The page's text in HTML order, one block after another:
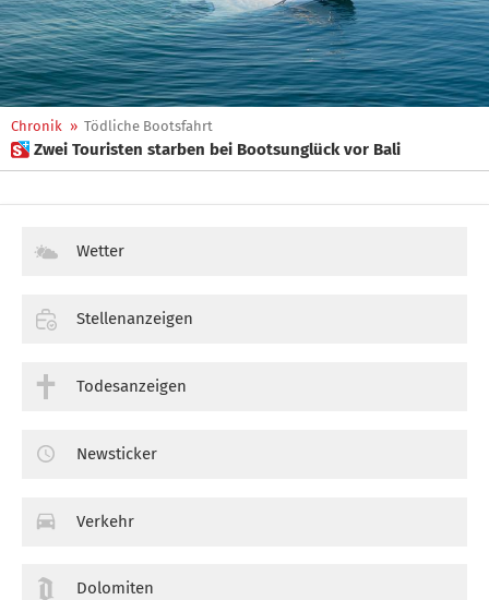
Chronik » Tödliche Bootsfahrt
 Zwei Touristen starben bei Bootsunglück vor Bali
Wetter
Stellenanzeigen
Todesanzeigen
Newsticker
Verkehr
Dolomiten